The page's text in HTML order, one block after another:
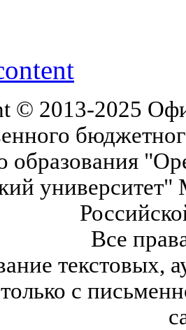
© 2013-2025
образования
университет"
Все
текстовых,
с